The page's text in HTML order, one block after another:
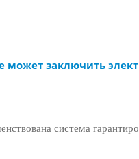
может заключить
система